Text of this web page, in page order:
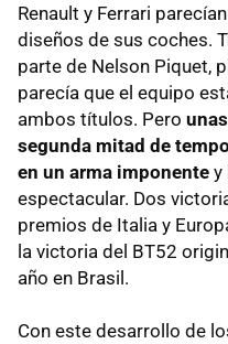
Renault y Ferrari
diseños de sus coches.
parte de Nelson Piquet,
parecía que el equipo
ambos títulos. Pero
segunda mitad de
en un arma imponente y
espectacular. Dos
premios de Italia y
la victoria del BT52
año en Brasil.
Con este desarrollo de